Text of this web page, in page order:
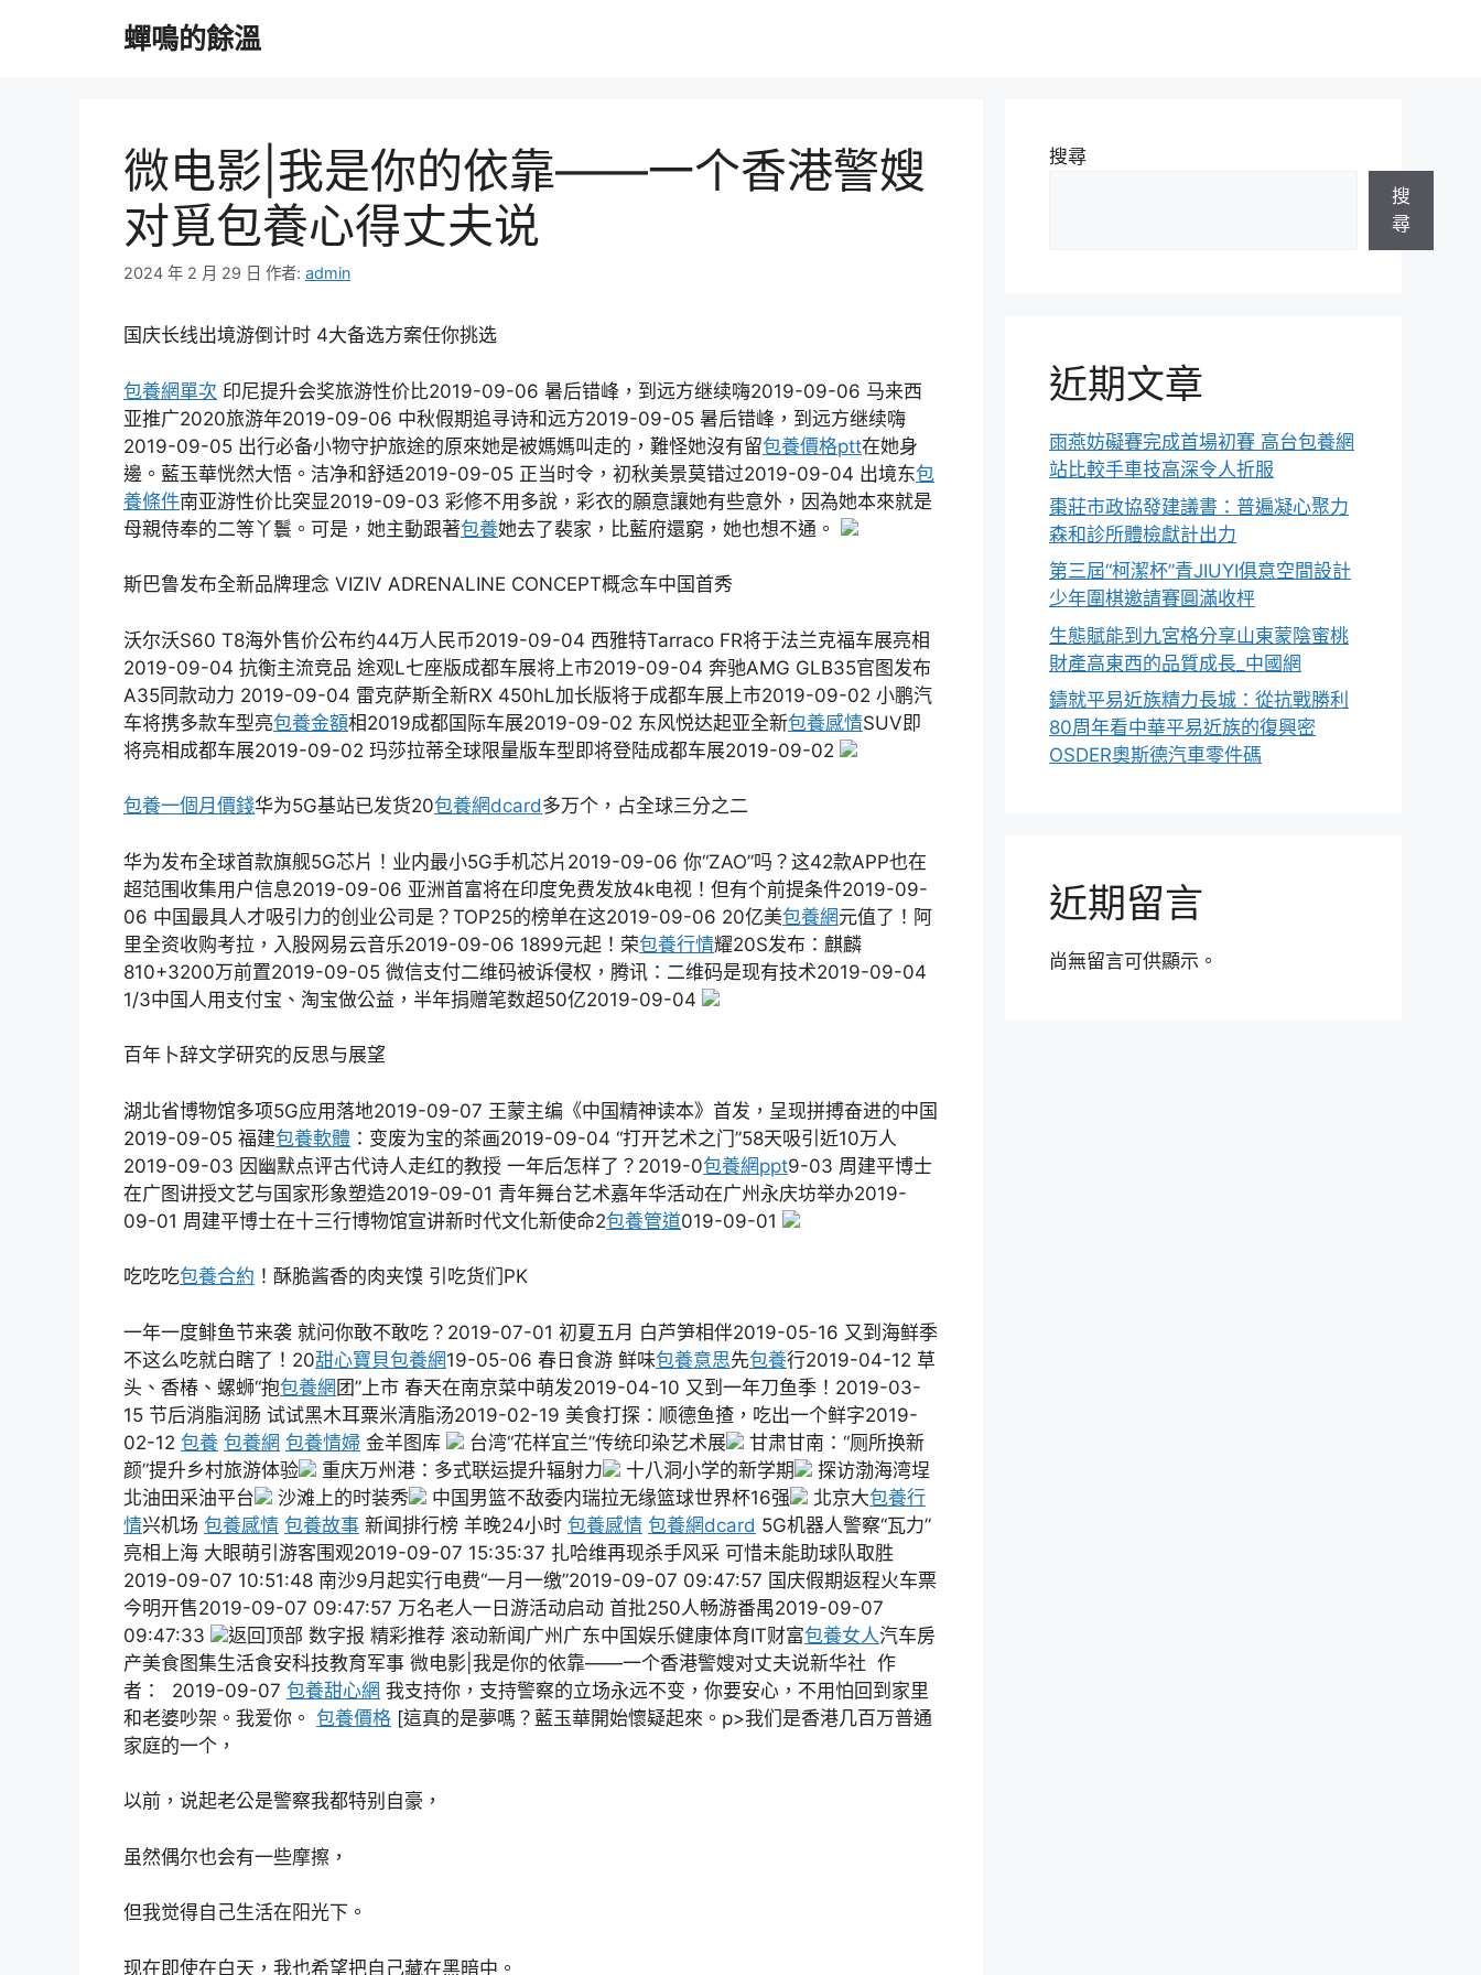
蟬鳴的餘溫
微电影|我是你的依靠——一个香港警嫂
对覓包養心得丈夫说
2024 年 2 月 29 日 作者: admin
国庆长线出境游倒计时 4大备选方案任你挑选
包養網單次 印尼提升会奖旅游性价比2019-09-06 暑后错峰，到远方继续嗨2019-09-06 马来西
亚推广2020旅游年2019-09-06 中秋假期追寻诗和远方2019-09-05 暑后错峰，到远方继续嗨
2019-09-05 出行必备小物守护旅途的原來她是被媽媽叫走的，難怪她沒有留包養價格ptt在她身
邊。藍玉華恍然大悟。洁净和舒适2019-09-05 正当时令，初秋美景莫错过2019-09-04 出境东包
養條件南亚游性价比突显2019-09-03 彩修不用多說，彩衣的願意讓她有些意外，因為她本來就是
母親侍奉的二等丫鬟。可是，她主動跟著包養她去了裴家，比藍府還窮，她也想不通。
斯巴鲁发布全新品牌理念 VIZIV ADRENALINE CONCEPT概念车中国首秀
沃尔沃S60 T8海外售价公布约44万人民币2019-09-04 西雅特Tarraco FR将于法兰克福车展亮相
2019-09-04 抗衡主流竞品 途观L七座版成都车展将上市2019-09-04 奔驰AMG GLB35官图发布
A35同款动力 2019-09-04 ​雷克萨斯全新RX 450hL加长版将于成都车展上市2019-09-02 小鹏汽
车将携多款车型亮包養金額相2019成都国际车展2019-09-02 东风悦达起亚全新包養感情SUV即
将亮相成都车展2019-09-02 玛莎拉蒂全球限量版车型即将登陆成都车展2019-09-02
包養一個月價錢华为5G基站已发货20包養網dcard多万个，占全球三分之二
华为发布全球首款旗舰5G芯片！业内最小5G手机芯片2019-09-06 你“ZAO”吗？这42款APP也在
超范围收集用户信息2019-09-06 亚洲首富将在印度免费发放4k电视！但有个前提条件2019-09-
06 中国最具人才吸引力的创业公司是？TOP25的榜单在这2019-09-06 20亿美包養網元值了！阿
里全资收购考拉，入股网易云音乐2019-09-06 1899元起！荣包養行情耀20S发布：麒麟
810+3200万前置2019-09-05 微信支付二维码被诉侵权，腾讯：二维码是现有技术2019-09-04
1/3中国人用支付宝、淘宝做公益，半年捐赠笔数超50亿2019-09-04
百年卜辞文学研究的反思与展望
湖北省博物馆多项5G应用落地2019-09-07 王蒙主编《中国精神读本》首发，呈现拼搏奋进的中国
2019-09-05 福建包養軟體 ：变废为宝的茶画2019-09-04 “打开艺术之门”58天吸引近10万人
2019-09-03 因幽默点评古代诗人走红的教授 一年后怎样了？2019-0包養網ppt9-03 周建平博士
在广图讲授文艺与国家形象塑造2019-09-01 青年舞台艺术嘉年华活动在广州永庆坊举办2019-
09-01 周建平博士在十三行博物馆宣讲新时代文化新使命2包養管道019-09-01
吃吃吃包養合約 ！酥脆酱香的肉夹馍 引吃货们PK
一年一度鲱鱼节来袭 就问你敢不敢吃？2019-07-01 初夏五月 白芦笋相伴2019-05-16 又到海鲜季
不这么吃就白瞎了！20甜心寶貝包養網19-05-06 春日食游 鲜味包養意思先包養行2019-04-12 草
头、香椿、螺蛳“抱包養網 团”上市 春天在南京菜中萌发2019-04-10 又到一年刀鱼季！2019-03-
15 节后消脂润肠 试试黑木耳粟米清脂汤2019-02-19 美食打探：顺德鱼揸，吃出一个鲜字2019-
02-12 包養 包養網 包養情婦 金羊图库 台湾“花样宜兰”传统印染艺术展
甘肃甘南：“厕所换新
颜”提升乡村旅游体验
重庆万州港：多式联运提升辐射力 十八洞小学的新学期
探访渤海湾埕
北油田采油平台
沙滩上的时装秀 中国男篮不敌委内瑞拉无缘篮球世界杯16强 北京大包養行
情兴机场 包養感情 包養故事 新闻排行榜 羊晚24小时 包養感情 包養網dcard 5G机器人警察“瓦力”
亮相上海 大眼萌引游客围观2019-09-07 15:35:37 扎哈维再现杀手风采 可惜未能助球队取胜
2019-09-07 10:51:48 南沙9月起实行电费“一月一缴”2019-09-07 09:47:57 国庆假期返程火车票
今明开售2019-09-07 09:47:57 万名老人一日游活动启动 首批250人畅游番禺2019-09-07
09:47:33
返回顶部 数字报 精彩推荐 滚动新闻广州广东中国娱乐健康体育IT财富包養女人汽车房
产美食图集生活食安科技教育军事 微电影|我是你的依靠——一个香港警嫂对丈夫说新华社 作
者： 2019-09-07 包養甜心網 我支持你，支持警察的立场永远不变，你要安心，不用怕回到家里
和老婆吵架。我爱你。 包養價格 [這真的是夢嗎？藍玉華開始懷疑起來。p>我们是香港几百万普通
家庭的一个，
以前，说起老公是警察我都特别自豪，
虽然偶尔也会有一些摩擦，
但我觉得自己生活在阳光下。
现在即使在白天，我也希望把自己藏在黑暗中。
搜尋
搜
尋
近期文章
雨燕妨礙賽完成首場初賽 高台包養網
站比較手車技高深令人折服
棗莊市政協發建議書：普遍凝心聚力
森和診所體檢獻計出力
第三屆“柯潔杯”青JIUYI俱意空間設計
少年圍棋邀請賽圓滿收枰
生態賦能到九宮格分享山東蒙陰蜜桃
財產高東西的品質成長_中國網
鑄就平易近族精力長城：從抗戰勝利
80周年看中華平易近族的復興密
OSDER奧斯德汽車零件碼
近期留言
尚無留言可供顯示。